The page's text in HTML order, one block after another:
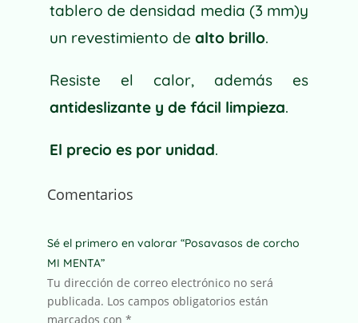
tablero de densidad media (3 mm)y
un revestimiento de alto brillo.
Resiste el calor, además es
antideslizante y de fácil limpieza.
El precio es por unidad.
Comentarios
Sé el primero en valorar “Posavasos de corcho
MI MENTA”
Tu dirección de correo electrónico no será
publicada. Los campos obligatorios están
marcados con *